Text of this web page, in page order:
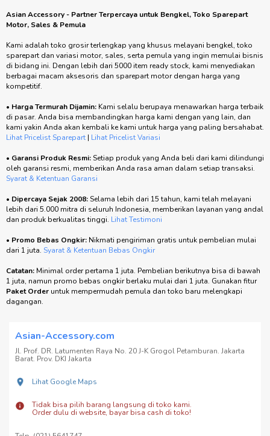
Asian Accessory - Partner Terpercaya untuk Bengkel, Toko Sparepart
Motor, Sales & Pemula
Kami adalah toko grosir terlengkap yang khusus melayani bengkel, toko
sparepart dan variasi motor, sales, serta pemula yang ingin memulai bisnis
di bidang ini. Dengan lebih dari 5000 item ready stock, kami menyediakan
berbagai macam aksesoris dan sparepart motor dengan harga yang
kompetitif.
• Harga Termurah Dijamin: Kami selalu berupaya menawarkan harga terbaik
di pasar. Anda bisa membandingkan harga kami dengan yang lain, dan
kami yakin Anda akan kembali ke kami untuk harga yang paling bersahabat.
Lihat Pricelist Sparepart | Lihat Pricelist Variasi
• Garansi Produk Resmi:Setiap produk yang Anda beli dari kami dilindungi
oleh garansi resmi, memberikan Anda rasa aman dalam setiap transaksi.
Syarat & Ketentuan Garansi
• Dipercaya Sejak 2008:Selama lebih dari 15 tahun, kami telah melayani
lebih dari 5.000 mitra di seluruh Indonesia, memberikan layanan yang andal
dan produk berkualitas tinggi. Lihat Testimoni
• Promo Bebas Ongkir: Nikmati pengiriman gratis untuk pembelian mulai
dari 1 juta. Syarat & Ketentuan Bebas Ongkir
Catatan: Minimal order pertama 1 juta. Pembelian berikutnya bisa di bawah
1 juta, namun promo bebas ongkir berlaku mulai dari 1 juta. Gunakan fitur
Paket Order untuk mempermudah pemula dan toko baru melengkapi
dagangan.
Asian-Accessory.com
Jl. Prof. DR. Latumenten Raya No. 20 J-K Grogol Petamburan. Jakarta
Barat. Prov. DKI Jakarta
Lihat Google Maps
Tidak bisa pilih barang langsung di toko kami.
Order dulu di website, bayar bisa cash di toko!